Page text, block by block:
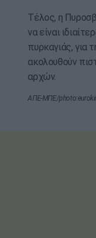
Τέλος, η
να είναι
πυρκαγιάς, για
ακολουθούν
αρχών.
ΑΠΕ-ΜΠΕ/